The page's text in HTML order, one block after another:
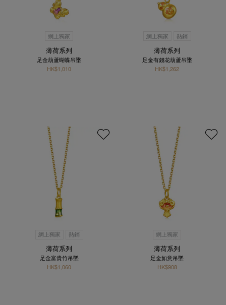
網上獨家
薄荷系列
足金葫蘆蝴蝶吊墜
HK$1,010
網上獨家 熱銷
薄荷系列
足金有錢花葫蘆吊墜
HK$1,262
網上獨家 熱銷
薄荷系列
足金富貴竹吊墜
HK$1,060
網上獨家
薄荷系列
足金如意吊墜
HK$908